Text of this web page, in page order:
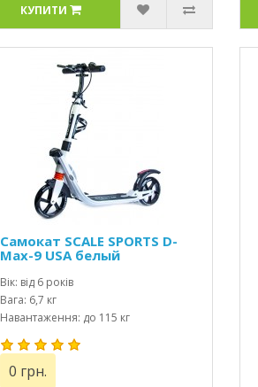
КУПИТИ
Самокат SCALE SPORTS D-
Max-9 USA белый
Вік: від 6 років
Вага: 6,7 кг
Навантаження: до 115 кг
0 грн.